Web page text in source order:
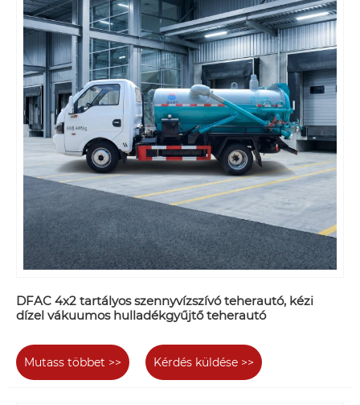
DFAC 4x2 tartályos szennyvízszívó teherautó, kézi
dízel vákuumos hulladékgyűjtő teherautó
Mutass többet >> Kérdés küldése >>